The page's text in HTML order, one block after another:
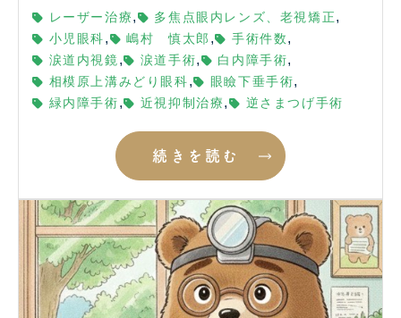
レーザー治療 , 多焦点眼内レンズ、老視矯正 ,
小児眼科 , 嶋村 慎太郎 , 手術件数 ,
涙道内視鏡 , 涙道手術, 白内障手術,
相模原上溝みどり眼科 , 眼瞼下垂手術,
緑内障手術 , 近視抑制治療 , 逆さまつげ手術
続きを読む